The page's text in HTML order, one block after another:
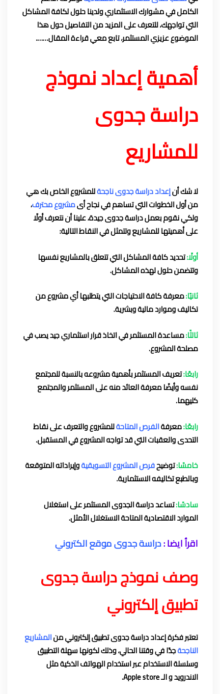
الكامل في مشوارك الاستثماري ولدينا حلول لكافة المشاكل
التي تواجهك، للتعرف على المزيد من التفاصيل حول هذا
الموضوع عزيزي المستثمر، تابع معي قراءة المقال…….
أهمية إعداد نموذج
دراسة جدوى
للمشاريع
لا شك أنإعداد دراسة جدوى ناجحةللمشروع الخاص بك هي
من أول الخطوات التي تساهم في نجاح أىمشروع محترف،
ولكي نقوم بعمل دراسة جدوى جيدة، علينا أن نتعرف أولًا
على أهميتها للمشاريع وتتمثل في النقاط التالية:
أولًا:تحديد كافة المشاكل التي تتعلق بالمشاريع نفسها
وتتضمن حلول لهذه المشاكل.
ثانيًا:معرفة كافة الاحتياجات التي يتطلبها أي مشروع من
تكاليف وموارد مالية وبشرية.
ثالثًا:مساعدة المستثمر في اتخاذ قرار استثماري جيد يصب في
مصلحة المشروع.
رابعًا:تعريف المستثمر بأهمية مشروعه بالنسبة للمجتمع
نفسه وأيضًا معرفة العائد منه على المستثمر والمجتمع
كليهما.
رابعًا:معرفةالفرص المتاحةللمشروع والتعرف على نقاط
التحدى والعقبات التي قد تواجه المشروع في المستقبل.
خامسًا:توضيحفرص المشروع التسويقيةوإيراداته المتوقعة
وبالطبع تكاليفه الاستثمارية.
سادسًا:تساعد دراسة الجدوى المستثمر على استغلال
الموارد الاقتصادية المتاحة الاستغلال الأمثل.
اقرأ ايضا :دراسة جدوى موقع الكتروني
وصف نموذج دراسة جدوى
تطبيق إلكتروني
تعتبر فكرةإعداددراسة جدوىتطبيق إلكتروني منالمشاريع
الناجحةجدًا في وقتنا الحالي، وذلك لكونها سهلة التطبيق
وسلسلة الاستخدام عبر استخدام الهواتف الذكية مثل
الاندرويد و الـ Apple store.